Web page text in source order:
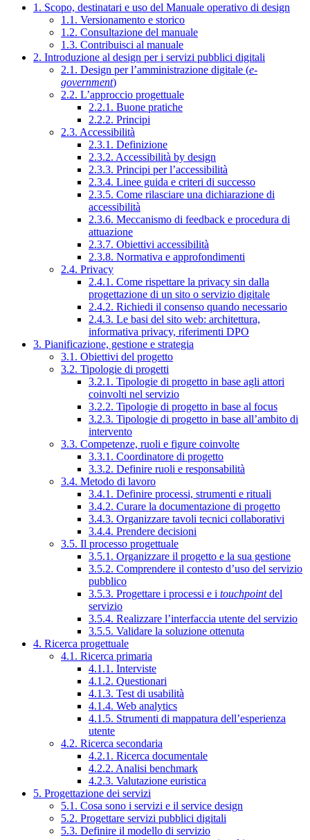
1. Scopo, destinatari e uso del Manuale operativo di design
1.1. Versionamento e storico
1.2. Consultazione del manuale
1.3. Contribuisci al manuale
2. Introduzione al design per i servizi pubblici digitali
2.1. Design per l’amministrazione digitale (e-
government)
2.2. L’approccio progettuale
2.2.1. Buone pratiche
2.2.2. Principi
2.3. Accessibilità
2.3.1. Definizione
2.3.2. Accessibilità by design
2.3.3. Principi per l’accessibilità
2.3.4. Linee guida e criteri di successo
2.3.5. Come rilasciare una dichiarazione di
accessibilità
2.3.6. Meccanismo di feedback e procedura di
attuazione
2.3.7. Obiettivi accessibilità
2.3.8. Normativa e approfondimenti
2.4. Privacy
2.4.1. Come rispettare la privacy sin dalla
progettazione di un sito o servizio digitale
2.4.2. Richiedi il consenso quando necessario
2.4.3. Le basi del sito web: architettura,
informativa privacy, riferimenti DPO
3. Pianificazione, gestione e strategia
3.1. Obiettivi del progetto
3.2. Tipologie di progetti
3.2.1. Tipologie di progetto in base agli attori
coinvolti nel servizio
3.2.2. Tipologie di progetto in base al focus
3.2.3. Tipologie di progetto in base all’ambito di
intervento
3.3. Competenze, ruoli e figure coinvolte
3.3.1. Coordinatore di progetto
3.3.2. Definire ruoli e responsabilità
3.4. Metodo di lavoro
3.4.1. Definire processi, strumenti e rituali
3.4.2. Curare la documentazione di progetto
3.4.3. Organizzare tavoli tecnici collaborativi
3.4.4. Prendere decisioni
3.5. Il processo progettuale
3.5.1. Organizzare il progetto e la sua gestione
3.5.2. Comprendere il contesto d’uso del servizio
pubblico
3.5.3. Progettare i processi e i touchpointdel
servizio
3.5.4. Realizzare l’interfaccia utente del servizio
3.5.5. Validare la soluzione ottenuta
4. Ricerca progettuale
4.1. Ricerca primaria
4.1.1. Interviste
4.1.2. Questionari
4.1.3. Test di usabilità
4.1.4. Web analytics
4.1.5. Strumenti di mappatura dell’esperienza
utente
4.2. Ricerca secondaria
4.2.1. Ricerca documentale
4.2.2. Analisi benchmark
4.2.3. Valutazione euristica
5. Progettazione dei servizi
5.1. Cosa sono i servizi e il service design
5.2. Progettare servizi pubblici digitali
5.3. Definire il modello di servizio